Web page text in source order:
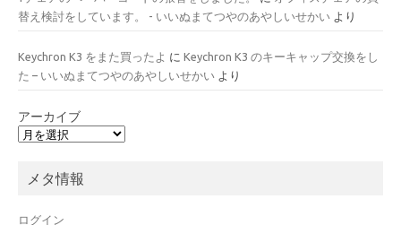
替え検討をしています。 - いいぬまてつやのあやしいせかい より
Keychron K3 をまた買ったよ に Keychron K3 のキーキャップ交換をし
た – いいぬまてつやのあやしいせかい より
アーカイブ
メタ情報
ログイン